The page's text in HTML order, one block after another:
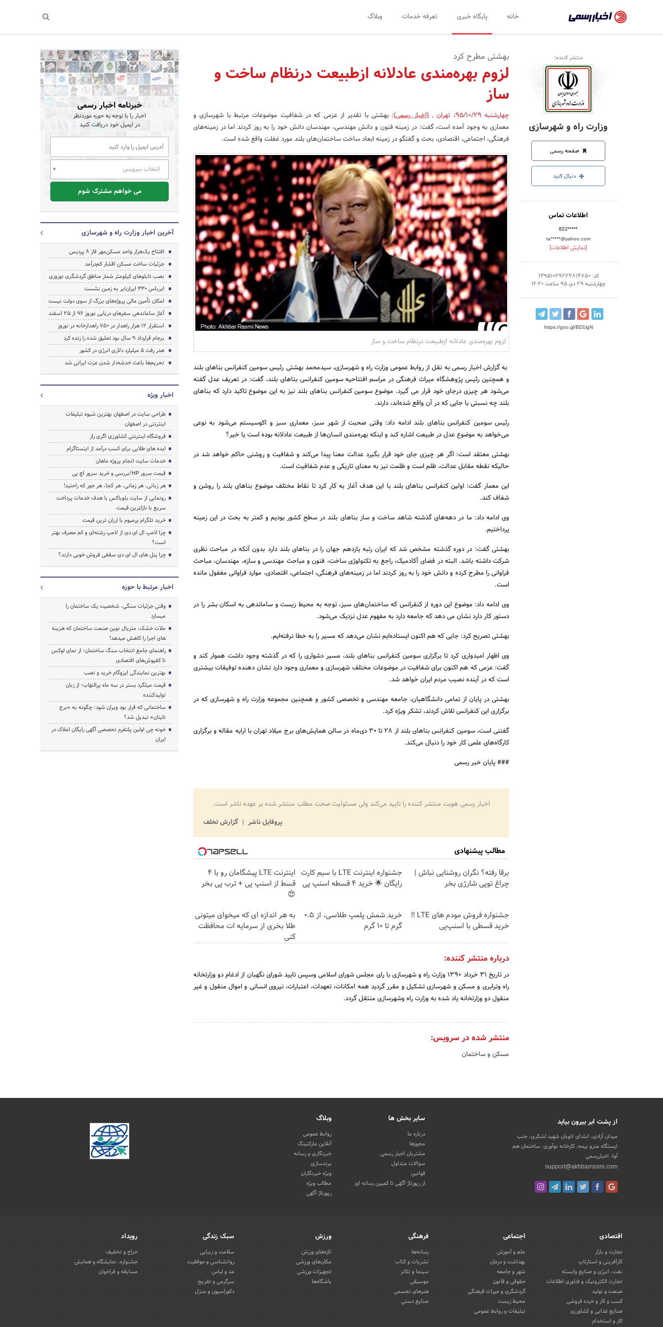
رسمی
-
اخبار
تایید
شده
شرکت‌ها،
سازمان‌ها
و
روابط
عمومی‌ها
خانه پایگاه خبری تعرفه خدمات وبلاگ
منتشر کننده:
وزارت راه و شهرسازی
صفحه رسمی
دنبال کنید
اطلاعات تماس
822*****
ra*****@yahoo.com
[نمایش اطلاعات]
کد: 13951029222814750
چهارشنبه 29 دی 95 ساعت 16:20
https://goo.gl/BD1lgN
بهشتی مطرح کرد
لزوم بهره‌مندی عادلانه‌ ازطبیعت درنظام ساخت و
ساز
چهارشنبه 95/10/29 ، تهران ,(اخبار رسمی): بهشتی با تقدیر از عزمی که در شفافیت موضوعات مرتبط با شهرسازی و
معماری به وجود آمده است، گفت: در زمینه فنون و دانش مهندسی، مهندسان دانش خود را به روز کردند اما در زمینه‌های
فرهنگی، اجتماعی، اقتصادی، بحث و گفتگو در زمینه ابعاد ساخت ساختمان‌های بلند مورد غفلت واقع شده است.
لزوم بهره‌مندی عادلانه‌ ازطبیعت درنظام ساخت و ساز
به گزارش اخبار رسمی به نقل از روابط عمومی وزارت راه و شهرسازی، سیدمحمد بهشتی رئیس سومین کنفرانس بناهای بلند
و همچنین رئیس پژوهشگاه میراث فرهنگی در مراسم افتتاحیه سومین کنفرانس بناهای بلند، گفت: در تعریف عدل گفته
می‌شود هر چیزی درجای خود قرار می گیرد. موضوع سومین کنفرانس بناهای بلند نیز به این موضوع تاکید دارد که بناهای
بلند چه نسبتی با جایی که در آن واقع شده‌اند، دارند.
رئیس سومین کنفرانس بناهای بلند ادامه داد: وقتی صحبت از شهر سبز، معماری سبز و اکوسیستم می‌شود به نوعی
می‌خواهد به موضوع عدل در طبیعت اشاره کند و اینکه بهره‌مندی انسان‌ها از طبیعت عادلانه بوده است یا خیر؟
بهشتی معتقد است: اگر هر چیزی جای خود قرار بگیرد عدالت معنا پیدا می‌کند و شفافیت و روشنی حاکم خواهد شد در
حالیکه نقطه مقابل عدالت، ظلم است و ظلمت نیز به معنای تاریکی و عدم شفافیت است.
این معمار گفت: اولین کنفرانس بناهای بلند با این هدف آغاز به کار کرد تا نقاط مختلف موضوع بناهای بلند را روشن و
شفاف کند.
وی ادامه داد: ما در دهه‌های گذشته شاهد ساخت و ساز بناهای بلند در سطح کشور بودیم و کمتر به بحث در این زمینه
پرداختیم.
بهشتی گفت: در دوره گذشته مشخص شد که ایران رتبه یازدهم جهان را در بناهای بلند دارد بدون آنکه در مباحث نظری
شرکت داشته باشد. البته در فضای آکادمیک، راجع به تکنولوژی ساخت، فنون و مباحث مهندسی و سازه، مهندسان، مباحث
فراوانی را مطرح کرده و دانش خود را به روز کردند اما در زمینه‌های فرهنگی، اجتماعی، اقتصادی، موارد فراوانی مغفول مانده
است.
وی ادامه داد: موضوع این دوره از کنفرانس که ساختمان‌های سبز، توجه به محیط زیست و ساماندهی به اسکان بشر را در
دستور کار دارد نشان می دهد که جامعه دارد به مفهوم عدل نزدیک می‌شود.
بهشتی تصریح کرد: جایی که هم اکنون ایستاده‌ایم نشان می‌دهد که مسیر را به خطا نرفته‌ایم.
وی اظهار امیدواری کرد تا برگزاری سومین کنفرانس بناهای بلند، مسیر دشواری را که در گذشته وجود داشت هموار کند و
گفت: عزمی که هم اکنون برای شفافیت در موضوعات مختلف شهرسازی و معماری وجود دارد نشان دهنده توفیقات بیشتری
است که در آینده نصیب مردم ایران خواهد شد.
بهشتی در پایان از تمامی دانشگاهیان، جامعه مهندسی و تخصصی کشور و همچنین مجموعه وزارت راه و شهرسازی که در
برگزاری این کنفرانس تلاش کردند، تشکر ویژه کرد.
گفتنی است، سومین کنفرانس بناهای بلند از ۲۸ تا ۳۰ دی‌ماه در سالن همایش‌های برج میلاد تهران با ارایه مقاله و برگزاری
کارگاه‌های علمی کار خود را دنبال می‌کند.
### پایان خبر رسمی
اخبار رسمی هویت منتشر کننده را تایید می‌کند ولی مسئولیت صحت مطلب منتشر شده بر عهده ناشر است.
پروفایل ناشر
گزارش تخلف
مطالب پیشنهادی
برقا رفته؟ نگران روشنایی نباش |
چراغ توپی شارژی بخر
جشنواره اینترنت LTE با سیم کارت
رایگان 🌟 خرید 4 قسطه اسنپ پی
اینترنت LTE پیشگامان رو با 4
قسط از اسنپ پی + ترب پی بخر
😍
جشنواره فروش مودم های LTE ‼️
خرید قسطی با اسنپ‌پی
خرید شمش پلمپ طلاسی، از ۰.۵
گرم تا ۱۰ گرم
به هر اندازه ای که میخوای میتونی
طلا بخری از سرمایه ات محافظت
کنی
درباره منتشر کننده:
در تاریخ 31 خرداد 1390 وزارت راه و شهرسازی با رای مجلس شورای اسلامی وسپس تایید شورای نگهبان از ادغام دو وزارتخانه
راه وترابری و مسکن و شهرسازی تشکیل و مقرر گردید همه امکانات، تعهدات، اعتبارات، نیروی انسانی و اموال منقول و غیر
منقول دو وزارتخانه یاد شده به وزارت راه وشهرسازی منتقل گردد.
منتشر شده در سرویس:
مسکن و ساختمان
خبرنامه اخبار رسمی
اخبار را با توجه به حوزه موردنظر
در ایمیل خود دریافت کنید
انتخاب سرویس
می خواهم مشترک شوم
آخرین اخبار وزارت راه و شهرسازی
افتتاح یک‌هزار واحد مسکن‌مهر فاز ۸ پردیس
جزئیات ساخت مسکن اقشار کم‌درآمد
نصب تابلوهای کیلومتر شمار مناطق گردشگری نوروزی
ایرباس ۳۳۰ ایران‌ایر به زمین نشست
امکان تأمین مالی پروژه‌های بزرگ از سوی دولت نیست
آغاز ساماندهی سفرهای دریایی نوروز ۹۶ از ۲۵ اسفند‌
استقرار ۱۲ هزار راهدار در ۷۵۰ راهدارخانه در نوروز
برجام قرارداد ۹ سال بود تعلیق شده را زنده کرد
هدر رفت ۵ میلیارد دلاری انرژی در کشور
تحریم‌ها باعث خدشه‌دار شدن عزت ایرانی شد
اخبار ویژه
طراحی سایت در اصفهان بهترین شیوه تبلیغات
اینترنتی در اصفهان
فروشگاه اینترنتی کشاورزی اگری راز
ایده های طلایی برای کسب درآمد از اینستاگرام
خدمات سایت انجام پروژه ماهان
قیمت سرور HP/بررسی و خرید سرور اچ پی
هر زبانی، هر زمانی، هر کجا، هر جور که راحتید!
رونمایی از سایت بلوباکس با هدف خدمات پرداخت
سریع با نازلترین قیمت
خرید تلگرام پرمیوم با ارزان ترین قیمت
چرا لامپ ال ای دی از لامپ رشته‌ای و کم مصرف بهتر
است؟
چرا پنل های ال ای دی سقفی فروش خوبی دارند؟
اخبار مرتبط با حوزه
وقتی جزئیات سنگی، شخصیت یک ساختمان را
میسازد
ملات خشک، متریال نوین صنعت ساختمان که هزینه‌
های اجرا را کاهش میدهد!
راهنمای جامع انتخاب سنگ ساختمان؛ از نمای لوکس
تا کفپوش‌های اقتصادی
بهترین نمایندگی ایزوگام خرید و نصب
قیمت میلگرد بستر در سه ماه پرالتهاب؛ از زبان
تولیدکننده
ساختمانی که قرار بود ویران شود؛ چگونه به «برج
تایتان» تبدیل شد؟
خونه چی اولین پلتفرم تخصصی آگهی رایگان املاک در
ایران
از پشت ابر بیرون بیاید
میدان آزادی، ابتدای اتوبان شهید لشکری، جنب
ایستگاه مترو بیمه، کارخانه نوآوری، ساختمان هم
آوا، اخباررسمی
support@akhbarrasmi.com
سایر بخش ها
درباره ما
مجوزها
مشتریان اخبار رسمی
سوالات متداول
قوانین
از رپورتاژ آگهی تا کمپین رسانه ای
وبلاگ
روابط عمومی
آنلاین مارکتینگ
خبرنگاری و رسانه
برندسازی
ویژه خبرنگاران
مطالب ویژه
رپورتاژ آگهی
اقتصادی
تجارت و بازار
کارآفرینی و استارتاپ
نفت، انرژی و صنایع وابسته
تجارت الکترونیک و فناوری اطلاعات
صنعت و تولید
کسب و کار و خرده فروشی
صنایع غذایی و کشاورزی
کار و استخدام
اجتماعی
علم و آموزش
بهداشت و درمان
شهر و جامعه
حقوقی و قانون
گردشگری و میراث فرهنگی
محیط زیست
تبلیغات و روابط عمومی
فرهنگی
رسانه‌ها
نشریات و کتاب
سینما و تئاتر
موسیقی
هنرهای تجسمی
صنایع دستی
ورزش
تازه‌های ورزش
مکان‌های ورزشی
تجهیزات ورزشی
باشگاه‌ها
سبک زندگی
سلامت و زیبایی
روانشناسی و موفقیت
مد و لباس
سرگرمی و تفریح
دکوراسیون و منزل
رویداد
حراج و تخفیف
جشنواره، نمایشگاه و همایش
مسابقه و فراخوان